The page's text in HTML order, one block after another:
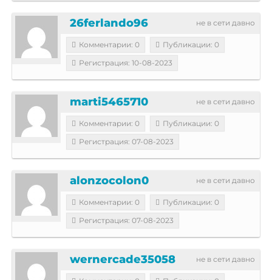
не в сети давно
26ferlando96
Комментарии: 0
Публикации: 0
Регистрация: 10-08-2023
не в сети давно
marti5465710
Комментарии: 0
Публикации: 0
Регистрация: 07-08-2023
не в сети давно
alonzocolon0
Комментарии: 0
Публикации: 0
Регистрация: 07-08-2023
не в сети давно
wernercade35058